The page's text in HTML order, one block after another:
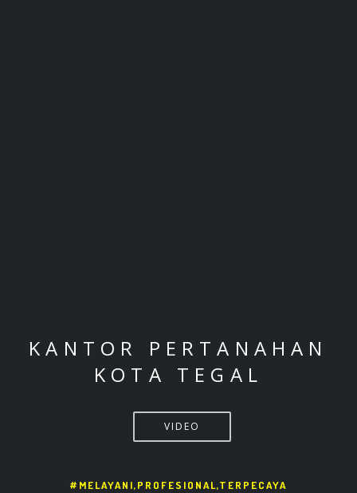
KANTOR PERTANAHAN
KOTA TEGAL
VIDEO
#MELAYANI,PROFESIONAL,TERPECAYA